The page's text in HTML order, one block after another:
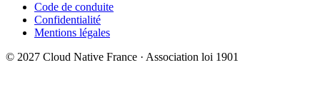
Code de conduite
Confidentialité
Mentions légales
© 2027 Cloud Native France · Association loi 1901